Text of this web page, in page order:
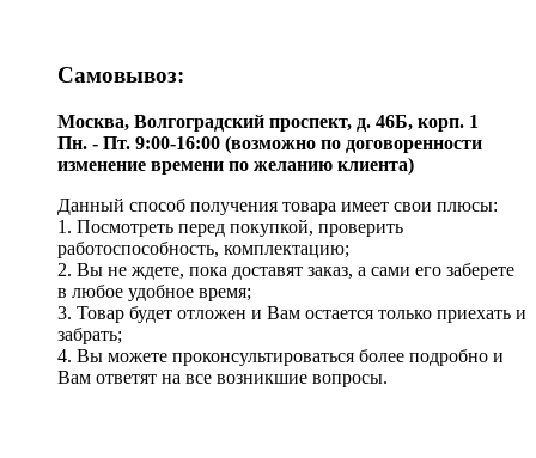
Самовывоз:
Москва, Волгоградский проспект, д. 46Б, корп. 1
Пн. - Пт. 9:00-16:00 (возможно по договоренности
изменение времени по желанию клиента)
Данный способ получения товара имеет свои плюсы:
1. Посмотреть перед покупкой, проверить
работоспособность, комплектацию;
2. Вы не ждете, пока доставят заказ, а сами его заберете
в любое удобное время;
3. Товар будет отложен и Вам остается только приехать и
забрать;
4. Вы можете проконсультироваться более подробно и
Вам ответят на все возникшие вопросы.